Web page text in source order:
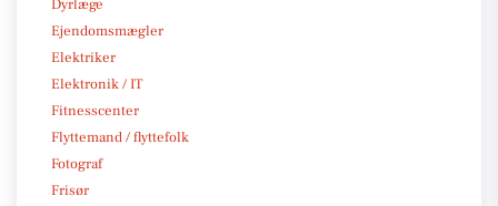
Dyrlæge
Ejendomsmægler
Elektriker
Elektronik / IT
Fitnesscenter
Flyttemand / flyttefolk
Fotograf
Frisør